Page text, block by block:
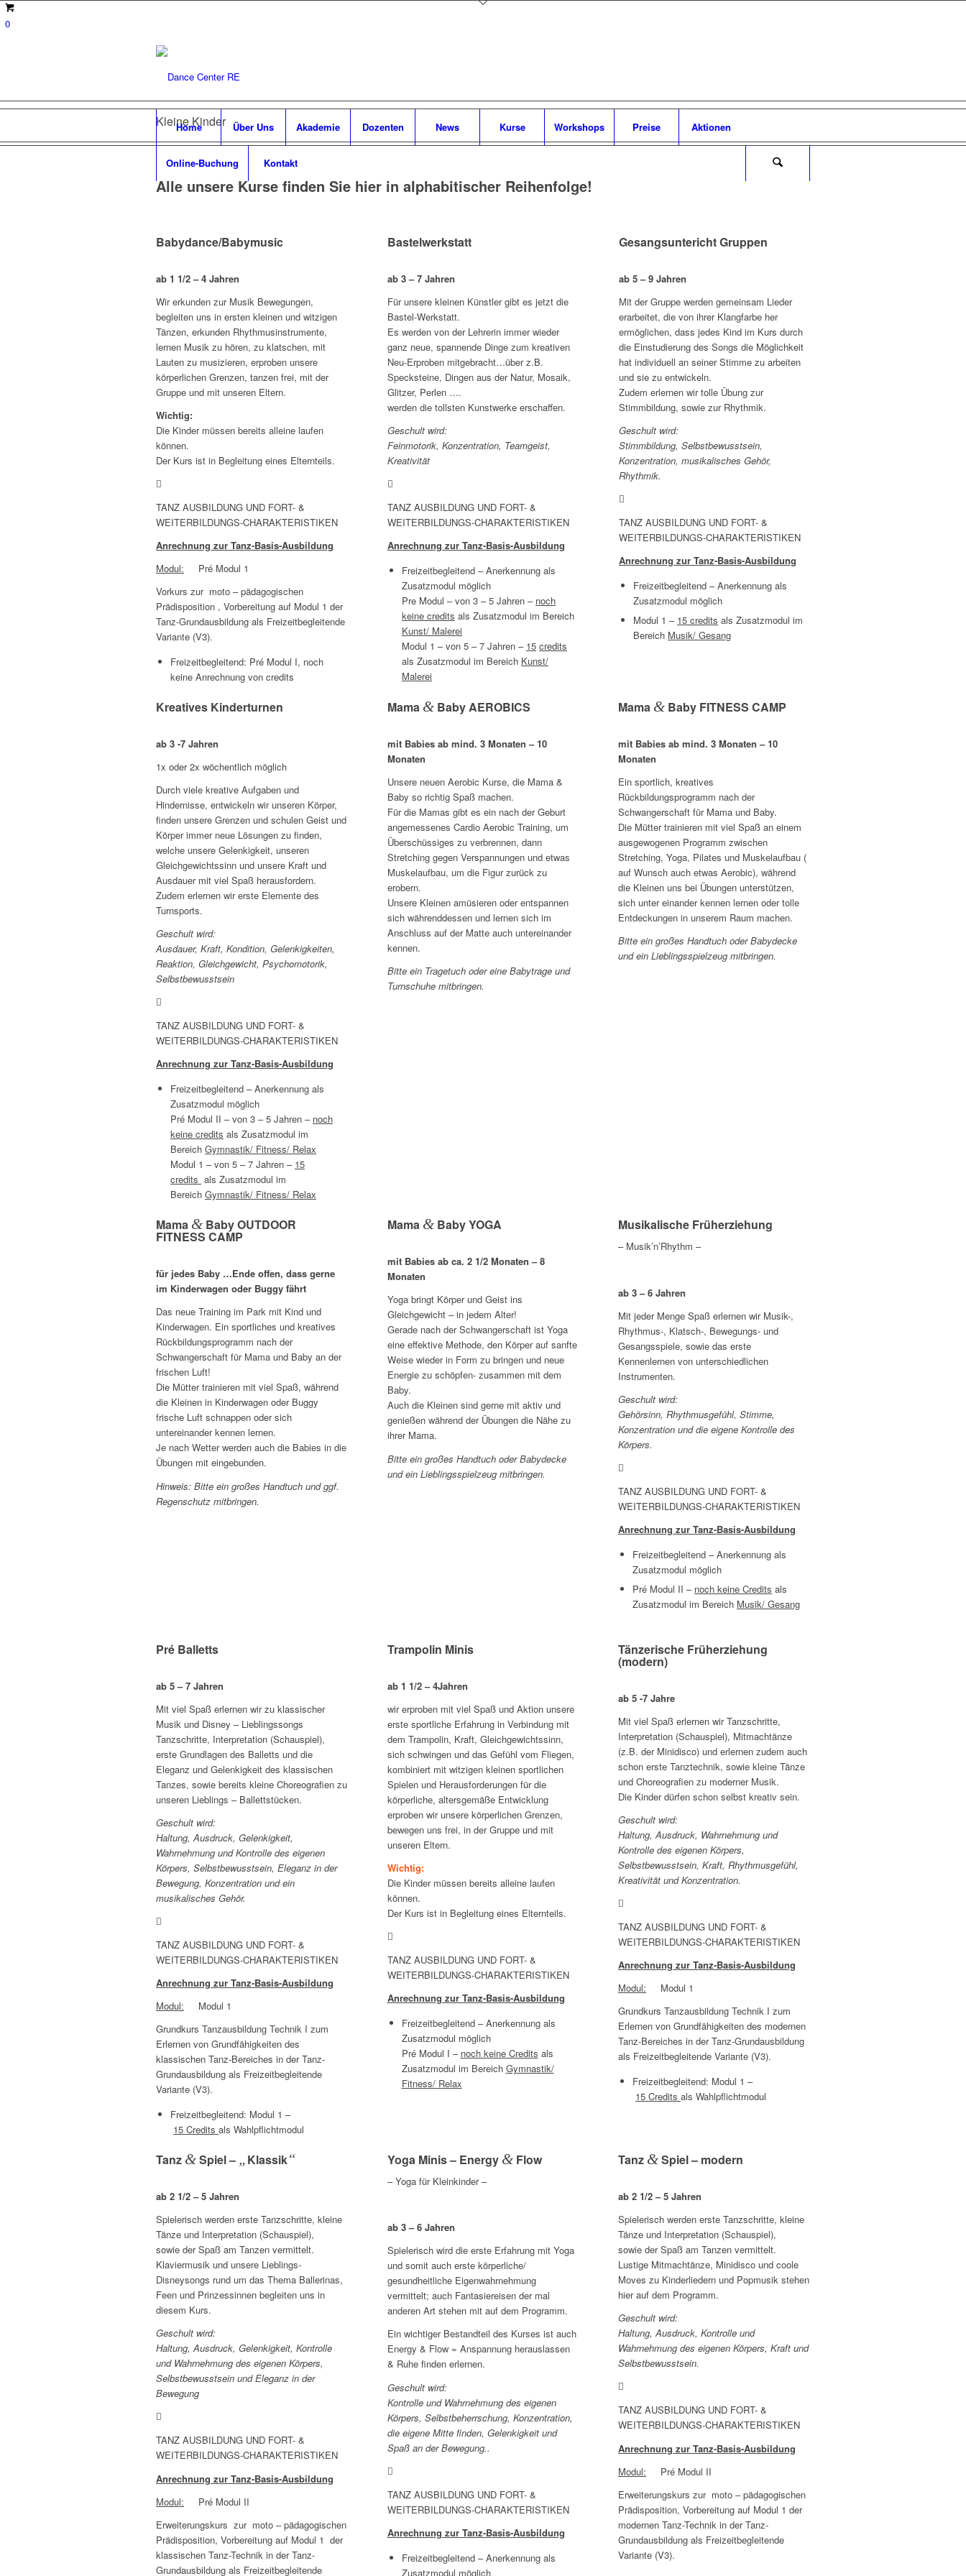
0
Home Über Uns Akademie Dozenten News Kurse Workshops Preise Aktionen
Online-Buchung Kontakt
Kleine Kinder
Alle unsere Kurse finden Sie hier in alphabitischer Reihenfolge!
Babydance/Babymusic
ab 1 1/2 – 4 Jahren
Wir erkunden zur Musik Bewegungen,
begleiten uns in ersten kleinen und witzigen
Tänzen, erkunden Rhythmusinstrumente,
lernen Musik zu hören, zu klatschen, mit
Lauten zu musizieren, erproben unsere
körperlichen Grenzen, tanzen frei, mit der
Gruppe und mit unseren Eltern.
Wichtig:
Die Kinder müssen bereits alleine laufen
können.
Der Kurs ist in Begleitung eines Elternteils.
TANZ AUSBILDUNG UND FORT- &
WEITERBILDUNGS-CHARAKTERISTIKEN
Anrechnung zur Tanz-Basis-Ausbildung
Modul: Pré Modul 1
Vorkurs zur moto – pädagogischen
Prädisposition , Vorbereitung auf Modul 1 der
Tanz-Grundausbildung als Freizeitbegleitende
Variante (V3).
Freizeitbegleitend: Pré Modul I, noch
keine Anrechnung von credits
Bastelwerkstatt
ab 3 – 7 Jahren
Für unsere kleinen Künstler gibt es jetzt die
Bastel-Werkstatt.
Es werden von der Lehrerin immer wieder
ganz neue, spannende Dinge zum kreativen
Neu-Erproben mitgebracht…über z.B.
Specksteine, Dingen aus der Natur, Mosaik,
Glitzer, Perlen ….
werden die tollsten Kunstwerke erschaffen.
Geschult wird:
Feinmotorik, Konzentration, Teamgeist,
Kreativität
TANZ AUSBILDUNG UND FORT- &
WEITERBILDUNGS-CHARAKTERISTIKEN
Anrechnung zur Tanz-Basis-Ausbildung
Freizeitbegleitend – Anerkennung als
Zusatzmodul möglich
Pre Modul – von 3 – 5 Jahren – noch
keine credits als Zusatzmodul im Bereich
Kunst/ Malerei
Modul 1 – von 5 – 7 Jahren – 15 credits
als Zusatzmodul im Bereich Kunst/
Malerei
Gesangsuntericht Gruppen
ab 5 – 9 Jahren
Mit der Gruppe werden gemeinsam Lieder
erarbeitet, die von ihrer Klangfarbe her
ermöglichen, dass jedes Kind im Kurs durch
die Einstudierung des Songs die Möglichkeit
hat individuell an seiner Stimme zu arbeiten
und sie zu entwickeln.
Zudem erlernen wir tolle Übung zur
Stimmbildung, sowie zur Rhythmik.
Geschult wird:
Stimmbildung, Selbstbewusstsein,
Konzentration, musikalisches Gehör,
Rhythmik.
TANZ AUSBILDUNG UND FORT- &
WEITERBILDUNGS-CHARAKTERISTIKEN
Anrechnung zur Tanz-Basis-Ausbildung
Freizeitbegleitend – Anerkennung als
Zusatzmodul möglich
Modul 1 – 15 credits als Zusatzmodul im
Bereich Musik/ Gesang
Kreatives Kinderturnen
ab 3 -7 Jahren
1x oder 2x wöchentlich möglich
Durch viele kreative Aufgaben und
Hindernisse, entwickeln wir unseren Körper,
finden unsere Grenzen und schulen Geist und
Körper immer neue Lösungen zu finden,
welche unsere Gelenkigkeit, unseren
Gleichgewichtssinn und unsere Kraft und
Ausdauer mit viel Spaß herausfordern.
Zudem erlernen wir erste Elemente des
Turnsports.
Geschult wird:
Ausdauer, Kraft, Kondition, Gelenkigkeiten,
Reaktion, Gleichgewicht, Psychomotorik,
Selbstbewusstsein
TANZ AUSBILDUNG UND FORT- &
WEITERBILDUNGS-CHARAKTERISTIKEN
Anrechnung zur Tanz-Basis-Ausbildung
Freizeitbegleitend – Anerkennung als
Zusatzmodul möglich
Pré Modul II – von 3 – 5 Jahren – noch
keine credits als Zusatzmodul im
Bereich Gymnastik/ Fitness/ Relax
Modul 1 – von 5 – 7 Jahren – 15
credits als Zusatzmodul im
Bereich Gymnastik/ Fitness/ Relax
Mama &Baby AEROBICS
mit Babies ab mind. 3 Monaten – 10
Monaten
Unsere neuen Aerobic Kurse, die Mama &
Baby so richtig Spaß machen.
Für die Mamas gibt es ein nach der Geburt
angemessenes Cardio Aerobic Training, um
Überschüssiges zu verbrennen, dann
Stretching gegen Verspannungen und etwas
Muskelaufbau, um die Figur zurück zu
erobern.
Unsere Kleinen amüsieren oder entspannen
sich währenddessen und lernen sich im
Anschluss auf der Matte auch untereinander
kennen.
Bitte ein Tragetuch oder eine Babytrage und
Turnschuhe mitbringen.
Mama & Baby FITNESS CAMP
mit Babies ab mind. 3 Monaten – 10
Monaten
Ein sportlich, kreatives
Rückbildungsprogramm nach der
Schwangerschaft für Mama und Baby.
Die Mütter trainieren mit viel Spaß an einem
ausgewogenen Programm zwischen
Stretching, Yoga, Pilates und Muskelaufbau (
auf Wunsch auch etwas Aerobic), während
die Kleinen uns bei Übungen unterstützen,
sich unter einander kennen lernen oder tolle
Entdeckungen in unserem Raum machen.
Bitte ein großes Handtuch oder Babydecke
und ein Lieblingsspielzeug mitbringen.
Mama & Baby OUTDOOR
FITNESS CAMP
für jedes Baby …Ende offen, dass gerne
im Kinderwagen oder Buggy fährt
Das neue Training im Park mit Kind und
Kinderwagen. Ein sportliches und kreatives
Rückbildungsprogramm nach der
Schwangerschaft für Mama und Baby an der
frischen Luft!
Die Mütter trainieren mit viel Spaß, während
die Kleinen in Kinderwagen oder Buggy
frische Luft schnappen oder sich
untereinander kennen lernen.
Je nach Wetter werden auch die Babies in die
Übungen mit eingebunden.
Hinweis: Bitte ein großes Handtuch und ggf.
Regenschutz mitbringen.
Mama &Baby YOGA
mit Babies ab ca. 2 1/2 Monaten – 8
Monaten
Yoga bringt Körper und Geist ins
Gleichgewicht – in jedem Alter!
Gerade nach der Schwangerschaft ist Yoga
eine effektive Methode, den Körper auf sanfte
Weise wieder in Form zu bringen und neue
Energie zu schöpfen- zusammen mit dem
Baby.
Auch die Kleinen sind gerne mit aktiv und
genießen während der Übungen die Nähe zu
ihrer Mama.
Bitte ein großes Handtuch oder Babydecke
und ein Lieblingsspielzeug mitbringen.
Musikalische Früherziehung
– Musik’n’Rhythm –
ab 3 – 6 Jahren
Mit jeder Menge Spaß erlernen wir Musik-,
Rhythmus-, Klatsch-, Bewegungs- und
Gesangsspiele, sowie das erste
Kennenlernen von unterschiedlichen
Instrumenten.
Geschult wird:
Gehörsinn, Rhythmusgefühl, Stimme,
Konzentration und die eigene Kontrolle des
Körpers.
TANZ AUSBILDUNG UND FORT- &
WEITERBILDUNGS-CHARAKTERISTIKEN
Anrechnung zur Tanz-Basis-Ausbildung
Freizeitbegleitend – Anerkennung als
Zusatzmodul möglich
Pré Modul II – noch keine Credits als
Zusatzmodul im Bereich Musik/ Gesang
Pré Balletts
ab 5 – 7 Jahren
Mit viel Spaß erlernen wir zu klassischer
Musik und Disney – Lieblingssongs
Tanzschritte, Interpretation (Schauspiel),
erste Grundlagen des Balletts und die
Eleganz und Gelenkigkeit des klassischen
Tanzes, sowie bereits kleine Choreografien zu
unseren Lieblings – Ballettstücken.
Geschult wird:
Haltung, Ausdruck, Gelenkigkeit,
Wahrnehmung und Kontrolle des eigenen
Körpers, Selbstbewusstsein, Eleganz in der
Bewegung, Konzentration und ein
musikalisches Gehör.
TANZ AUSBILDUNG UND FORT- &
WEITERBILDUNGS-CHARAKTERISTIKEN
Anrechnung zur Tanz-Basis-Ausbildung
Modul: Modul 1
Grundkurs Tanzausbildung Technik I zum
Erlernen von Grundfähigkeiten des
klassischen Tanz-Bereiches in der Tanz-
Grundausbildung als Freizeitbegleitende
Variante (V3).
Freizeitbegleitend: Modul 1 –
15 Credits als Wahlpflichtmodul
Trampolin Minis
ab 1 1/2 – 4Jahren
wir erproben mit viel Spaß und Aktion unsere
erste sportliche Erfahrung in Verbindung mit
dem Trampolin, Kraft, Gleichgewichtssinn,
sich schwingen und das Gefühl vom Fliegen,
kombiniert mit witzigen kleinen sportlichen
Spielen und Herausforderungen für die
körperliche, altersgemäße Entwicklung
erproben wir unsere körperlichen Grenzen,
bewegen uns frei, in der Gruppe und mit
unseren Eltern.
Wichtig:
Die Kinder müssen bereits alleine laufen
können.
Der Kurs ist in Begleitung eines Elternteils.
TANZ AUSBILDUNG UND FORT- &
WEITERBILDUNGS-CHARAKTERISTIKEN
Anrechnung zur Tanz-Basis-Ausbildung
Freizeitbegleitend – Anerkennung als
Zusatzmodul möglich
Pré Modul I – noch keine Credits als
Zusatzmodul im Bereich Gymnastik/
Fitness/ Relax
Tänzerische Früherziehung
(modern)
ab 5 -7 Jahre
Mit viel Spaß erlernen wir Tanzschritte,
Interpretation (Schauspiel), Mitmachtänze
(z.B. der Minidisco) und erlernen zudem auch
schon erste Tanztechnik, sowie kleine Tänze
und Choreografien zu moderner Musik.
Die Kinder dürfen schon selbst kreativ sein.
Geschult wird:
Haltung, Ausdruck, Wahrnehmung und
Kontrolle des eigenen Körpers,
Selbstbewusstsein, Kraft, Rhythmusgefühl,
Kreativität und Konzentration.
TANZ AUSBILDUNG UND FORT- &
WEITERBILDUNGS-CHARAKTERISTIKEN
Anrechnung zur Tanz-Basis-Ausbildung
Modul: Modul 1
Grundkurs Tanzausbildung Technik I zum
Erlernen von Grundfähigkeiten des modernen
Tanz-Bereiches in der Tanz-Grundausbildung
als Freizeitbegleitende Variante (V3).
Freizeitbegleitend: Modul 1 –
15 Creditsals Wahlpflichtmodul
Tanz &Spiel – „ Klassik“
ab 2 1/2 – 5 Jahren
Spielerisch werden erste Tanzschritte, kleine
Tänze und Interpretation (Schauspiel),
sowie der Spaß am Tanzen vermittelt.
Klaviermusik und unsere Lieblings-
Disneysongs rund um das Thema Ballerinas,
Feen und Prinzessinnen begleiten uns in
diesem Kurs.
Geschult wird:
Haltung, Ausdruck, Gelenkigkeit, Kontrolle
und Wahrnehmung des eigenen Körpers,
Selbstbewusstsein und Eleganz in der
Bewegung
TANZ AUSBILDUNG UND FORT- &
WEITERBILDUNGS-CHARAKTERISTIKEN
Anrechnung zur Tanz-Basis-Ausbildung
Modul: Pré Modul II
Erweiterungskurs zur moto – pädagogischen
Prädisposition, Vorbereitung auf Modul 1 der
klassischen Tanz-Technik in der Tanz-
Grundausbildung als Freizeitbegleitende
Yoga Minis – Energy &Flow
– Yoga für Kleinkinder –
ab 3 – 6 Jahren
Spielerisch wird die erste Erfahrung mit Yoga
und somit auch erste körperliche/
gesundheitliche Eigenwahrnehmung
vermittelt; auch Fantasiereisen der mal
anderen Art stehen mit auf dem Programm.
Ein wichtiger Bestandteil des Kurses ist auch
Energy & Flow = Anspannung herauslassen
& Ruhe finden erlernen.
Geschult wird:
Kontrolle und Wahrnehmung des eigenen
Körpers, Selbstbeherrschung, Konzentration,
die eigene Mitte finden, Gelenkigkeit und
Spaß an der Bewegung..
TANZ AUSBILDUNG UND FORT- &
WEITERBILDUNGS-CHARAKTERISTIKEN
Anrechnung zur Tanz-Basis-Ausbildung
Freizeitbegleitend – Anerkennung als
Zusatzmodul möglich
Tanz &Spiel – modern
ab 2 1/2 – 5 Jahren
Spielerisch werden erste Tanzschritte, kleine
Tänze und Interpretation (Schauspiel),
sowie der Spaß am Tanzen vermittelt.
Lustige Mitmachtänze, Minidisco und coole
Moves zu Kinderliedern und Popmusik stehen
hier auf dem Programm.
Geschult wird:
Haltung, Ausdruck, Kontrolle und
Wahrnehmung des eigenen Körpers, Kraft und
Selbstbewusstsein.
TANZ AUSBILDUNG UND FORT- &
WEITERBILDUNGS-CHARAKTERISTIKEN
Anrechnung zur Tanz-Basis-Ausbildung
Modul: Pré Modul II
Erweiterungskurs zur moto – pädagogischen
Prädisposition, Vorbereitung auf Modul 1 der
modernen Tanz-Technik in der Tanz-
Grundausbildung als Freizeitbegleitende
Variante (V3).